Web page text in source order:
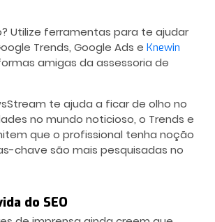
Utilize ferramentas para te ajudar
Trends, Google Ads e Knewin
amigas da assessoria de
te ajuda a ficar de olho no
no mundo noticioso, o Trends e
que o profissional tenha noção
chave são mais pesquisadas no
do SEO